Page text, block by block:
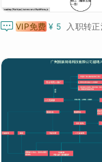
 VIP免费 ¥ 5 入职转